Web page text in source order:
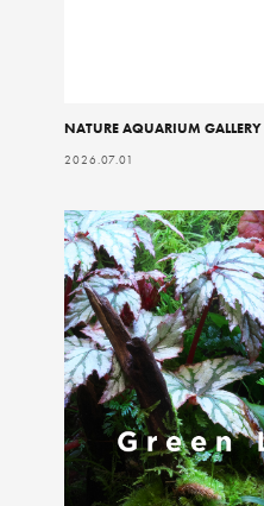
NATURE AQUARIUM
2026.07.01